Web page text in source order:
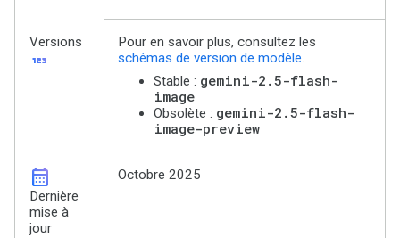
Versions
123
Pour en savoir plus, consultez les
schémas de version de modèle.
Stable : gemini-2.5-flash-
image
Obsolète : gemini-2.5-flash-
image-preview
calendar_month
Dernière
mise à
jour
Octobre 2025